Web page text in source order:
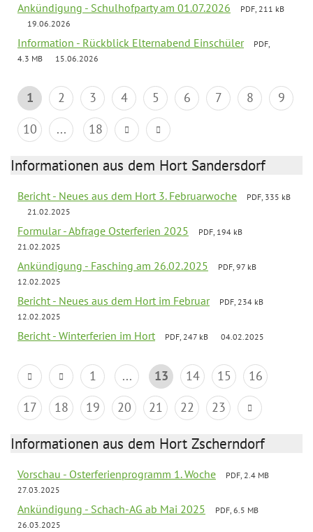
Ankündigung - Schulhofparty am 01.07.2026
PDF, 211 kB
19.06.2026
Information - Rückblick Elternabend Einschüler
PDF,
4.3 MB
15.06.2026
1 2 3 4 5 6 7 8
9
10
... 18
Informationen aus dem Hort Sandersdorf
Bericht - Neues aus dem Hort 3. Februarwoche
PDF, 335 kB
21.02.2025
Formular - Abfrage Osterferien 2025
PDF, 194 kB
21.02.2025
Ankündigung - Fasching am 26.02.2025
PDF, 97 kB
12.02.2025
Bericht - Neues aus dem Hort im Februar
PDF, 234 kB
12.02.2025
Bericht - Winterferien im Hort PDF, 247 kB 04.02.2025
1 ... 13 14 15
16
17
18 19 20 21 22 23
Informationen aus dem Hort Zscherndorf
Vorschau - Osterferienprogramm 1. Woche
PDF, 2.4 MB
27.03.2025
Ankündigung - Schach-AG ab Mai 2025
PDF, 6.5 MB
26.03.2025